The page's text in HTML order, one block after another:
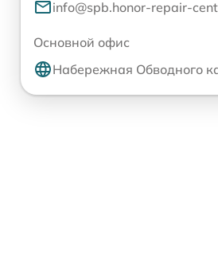
info@spb.honor-repair-
Основной офис
Набережная Обводного